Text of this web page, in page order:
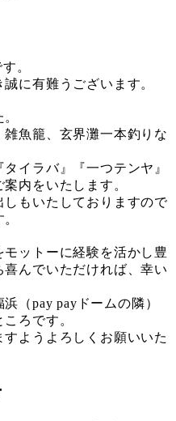
。
に有難うございます。
魚籠、玄界灘一本釣りな
イラバ』『一つテンヤ』
内をいたします。
もいたしておりますので
ットーに経験を活かし豊
んでいただければ、幸い
（pay payドームの隣）
ろです。
ようよろしくお願いいた